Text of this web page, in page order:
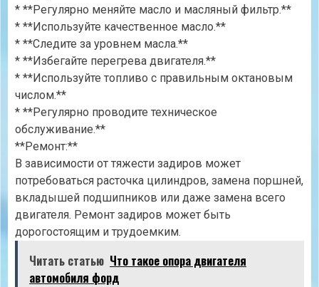
* **Регулярно меняйте масло и масляный фильтр.**
* **Используйте качественное масло.**
* **Следите за уровнем масла.**
* **Избегайте перегрева двигателя.**
* **Используйте топливо с правильным октановым
числом.**
* **Регулярно проводите техническое
обслуживание.**
**Ремонт:**
В зависимости от тяжести задиров может
потребоваться расточка цилиндров, замена поршней,
вкладышей подшипников или даже замена всего
двигателя. Ремонт задиров может быть
дорогостоящим и трудоемким.
Читать статью Что такое опора двигателя
автомобиля форд